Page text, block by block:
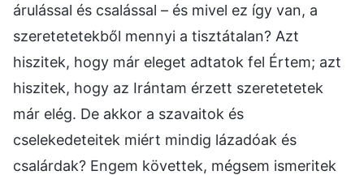
árulással és csalással – és mivel ez így van, a
szeretetetekből mennyi a tisztátalan? Azt
hiszitek, hogy már eleget adtatok fel Értem; azt
hiszitek, hogy az Irántam érzett szeretetetek
már elég. De akkor a szavaitok és
cselekedeteitek miért mindig lázadóak és
csalárdak? Engem követtek, mégsem ismeritek